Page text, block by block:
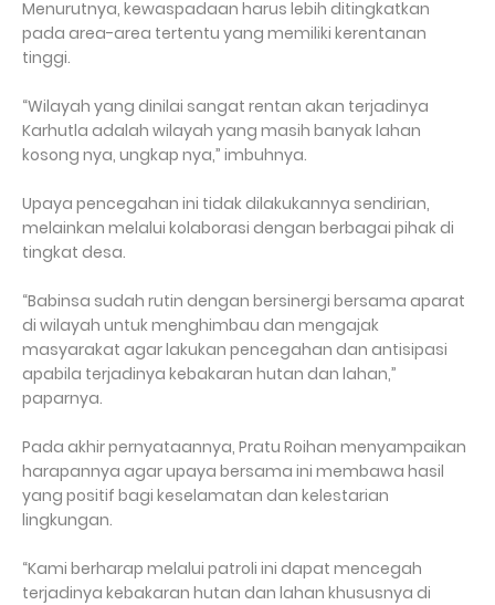
Menurutnya, kewaspadaan harus lebih ditingkatkan
pada area-area tertentu yang memiliki kerentanan
tinggi.
“Wilayah yang dinilai sangat rentan akan terjadinya
Karhutla adalah wilayah yang masih banyak lahan
kosong nya, ungkap nya,” imbuhnya.
Upaya pencegahan ini tidak dilakukannya sendirian,
melainkan melalui kolaborasi dengan berbagai pihak di
tingkat desa.
“Babinsa sudah rutin dengan bersinergi bersama aparat
di wilayah untuk menghimbau dan mengajak
masyarakat agar lakukan pencegahan dan antisipasi
apabila terjadinya kebakaran hutan dan lahan,”
paparnya.
Pada akhir pernyataannya, Pratu Roihan menyampaikan
harapannya agar upaya bersama ini membawa hasil
yang positif bagi keselamatan dan kelestarian
lingkungan.
“Kami berharap melalui patroli ini dapat mencegah
terjadinya kebakaran hutan dan lahan khususnya di